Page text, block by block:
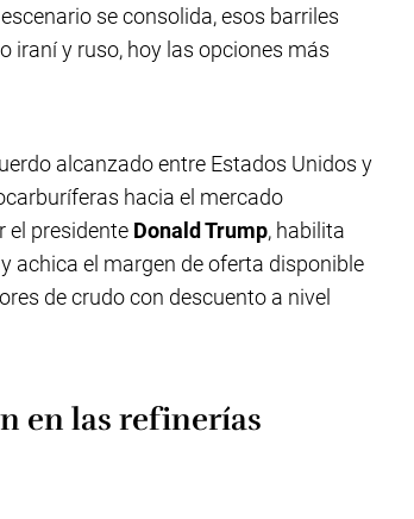
se consolida, esos barriles
iraní y ruso, hoy las opciones más
alcanzado entre Estados Unidos y
hacia el mercado
el presidente Donald Trump, habilita
achica el margen de oferta disponible
de crudo con descuento a nivel
en las refinerías